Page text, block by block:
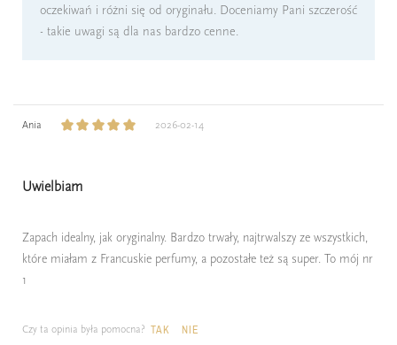
oczekiwań i różni się od oryginału. Doceniamy Pani szczerość
- takie uwagi są dla nas bardzo cenne.
Ania 2026-02-14
Uwielbiam
Zapach idealny, jak oryginalny. Bardzo trwały, najtrwalszy ze wszystkich,
które miałam z Francuskie perfumy, a pozostałe też są super. To mój nr
1
Czy ta opinia była pomocna? TAK NIE